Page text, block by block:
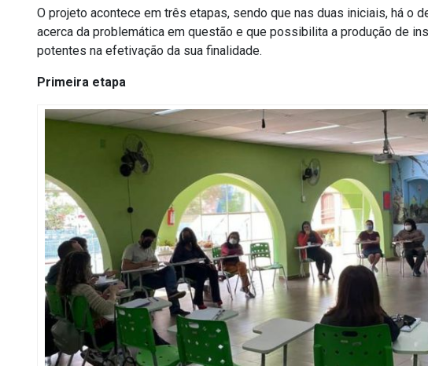
O projeto acontece em três etapas, sendo que nas duas iniciais, há o
acerca da problemática em questão e que possibilita a produção de
potentes na efetivação da sua finalidade.
Primeira etapa